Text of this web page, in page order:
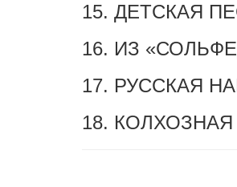
15. ДЕТСКАЯ
16. ИЗ
17. РУССКАЯ
18.